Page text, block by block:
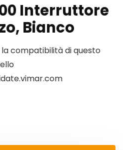
Interruttore
Bianco
compatibilità di questo